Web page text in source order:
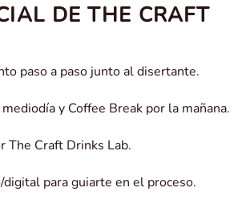
DE THE CRAFT
paso a paso junto al disertante.
y Coffee Break por la mañana.
The Craft Drinks Lab.
para guiarte en el proceso.